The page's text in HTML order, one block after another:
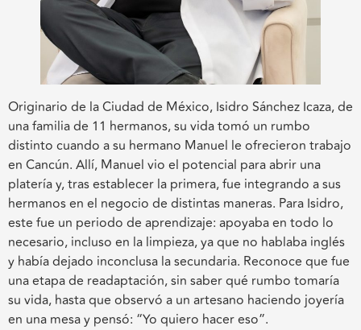
Originario de la Ciudad de México, Isidro Sánchez Icaza, de
una familia de 11 hermanos, su vida tomó un rumbo
distinto cuando a su hermano Manuel le ofrecieron trabajo
en Cancún. Allí, Manuel vio el potencial para abrir una
platería y, tras establecer la primera, fue integrando a sus
hermanos en el negocio de distintas maneras. Para Isidro,
este fue un periodo de aprendizaje: apoyaba en todo lo
necesario, incluso en la limpieza, ya que no hablaba inglés
y había dejado inconclusa la secundaria. Reconoce que fue
una etapa de readaptación, sin saber qué rumbo tomaría
su vida, hasta que observó a un artesano haciendo joyería
en una mesa y pensó: “Yo quiero hacer eso”.